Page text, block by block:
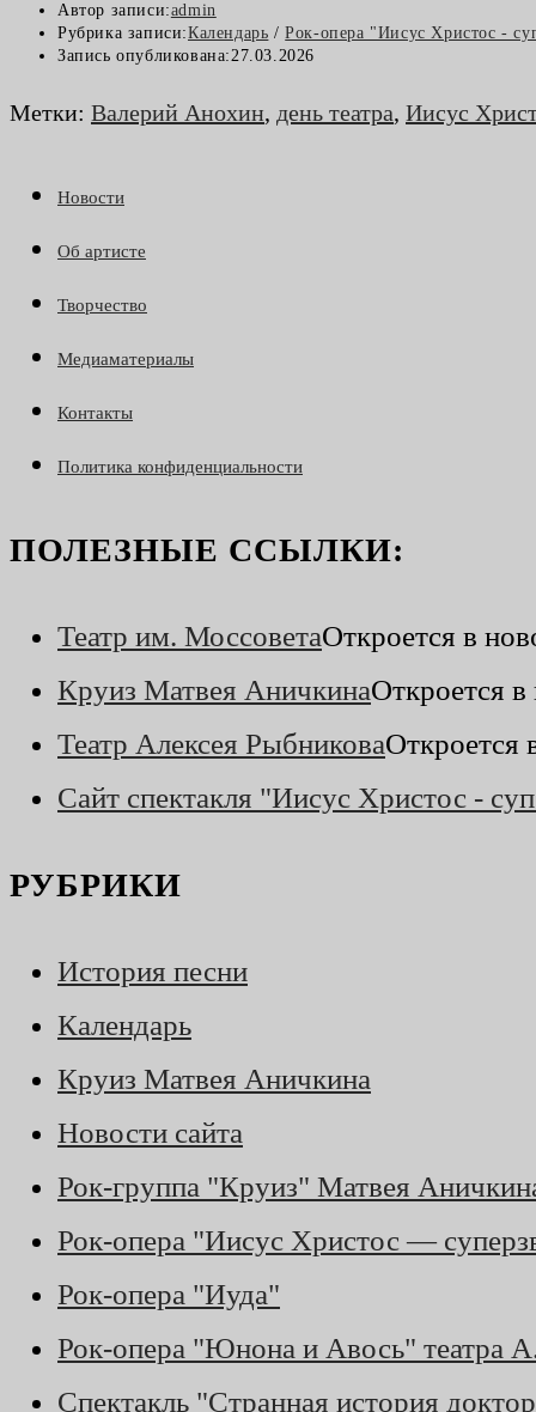
Автор записи:admin
Рубрика записи:Календарь / Рок-опера "Иисус Христос -
Запись опубликована:27.03.2026
Метки: Валерий Анохин, день театра, Иисус
Новости
Об артисте
Творчество
Медиаматериалы
Контакты
Политика конфиденциальности
ПОЛЕЗНЫЕ ССЫЛКИ:
Театр им. МоссоветаОткроется в
Круиз Матвея АничкинаОткроется в
Театр Алексея РыбниковаОткроется
Сайт спектакля "Иисус Христос -
РУБРИКИ
История песни
Календарь
Круиз Матвея Аничкина
Новости сайта
Рок-группа "Круиз" Матвея
Рок-опера "Иисус Христос —
Рок-опера "Иуда"
Рок-опера "Юнона и Авось" театра
Спектакль "Странная история